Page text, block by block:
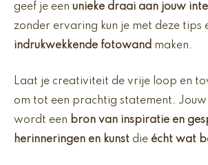
geef je een unieke draai aan jouw
zonder ervaring kun je met deze tips
indrukwekkende fotowand maken.
Laat je creativiteit de vrije loop en
om tot een prachtig statement.
wordt een bron van inspiratie en
herinneringen en kunst die écht wat